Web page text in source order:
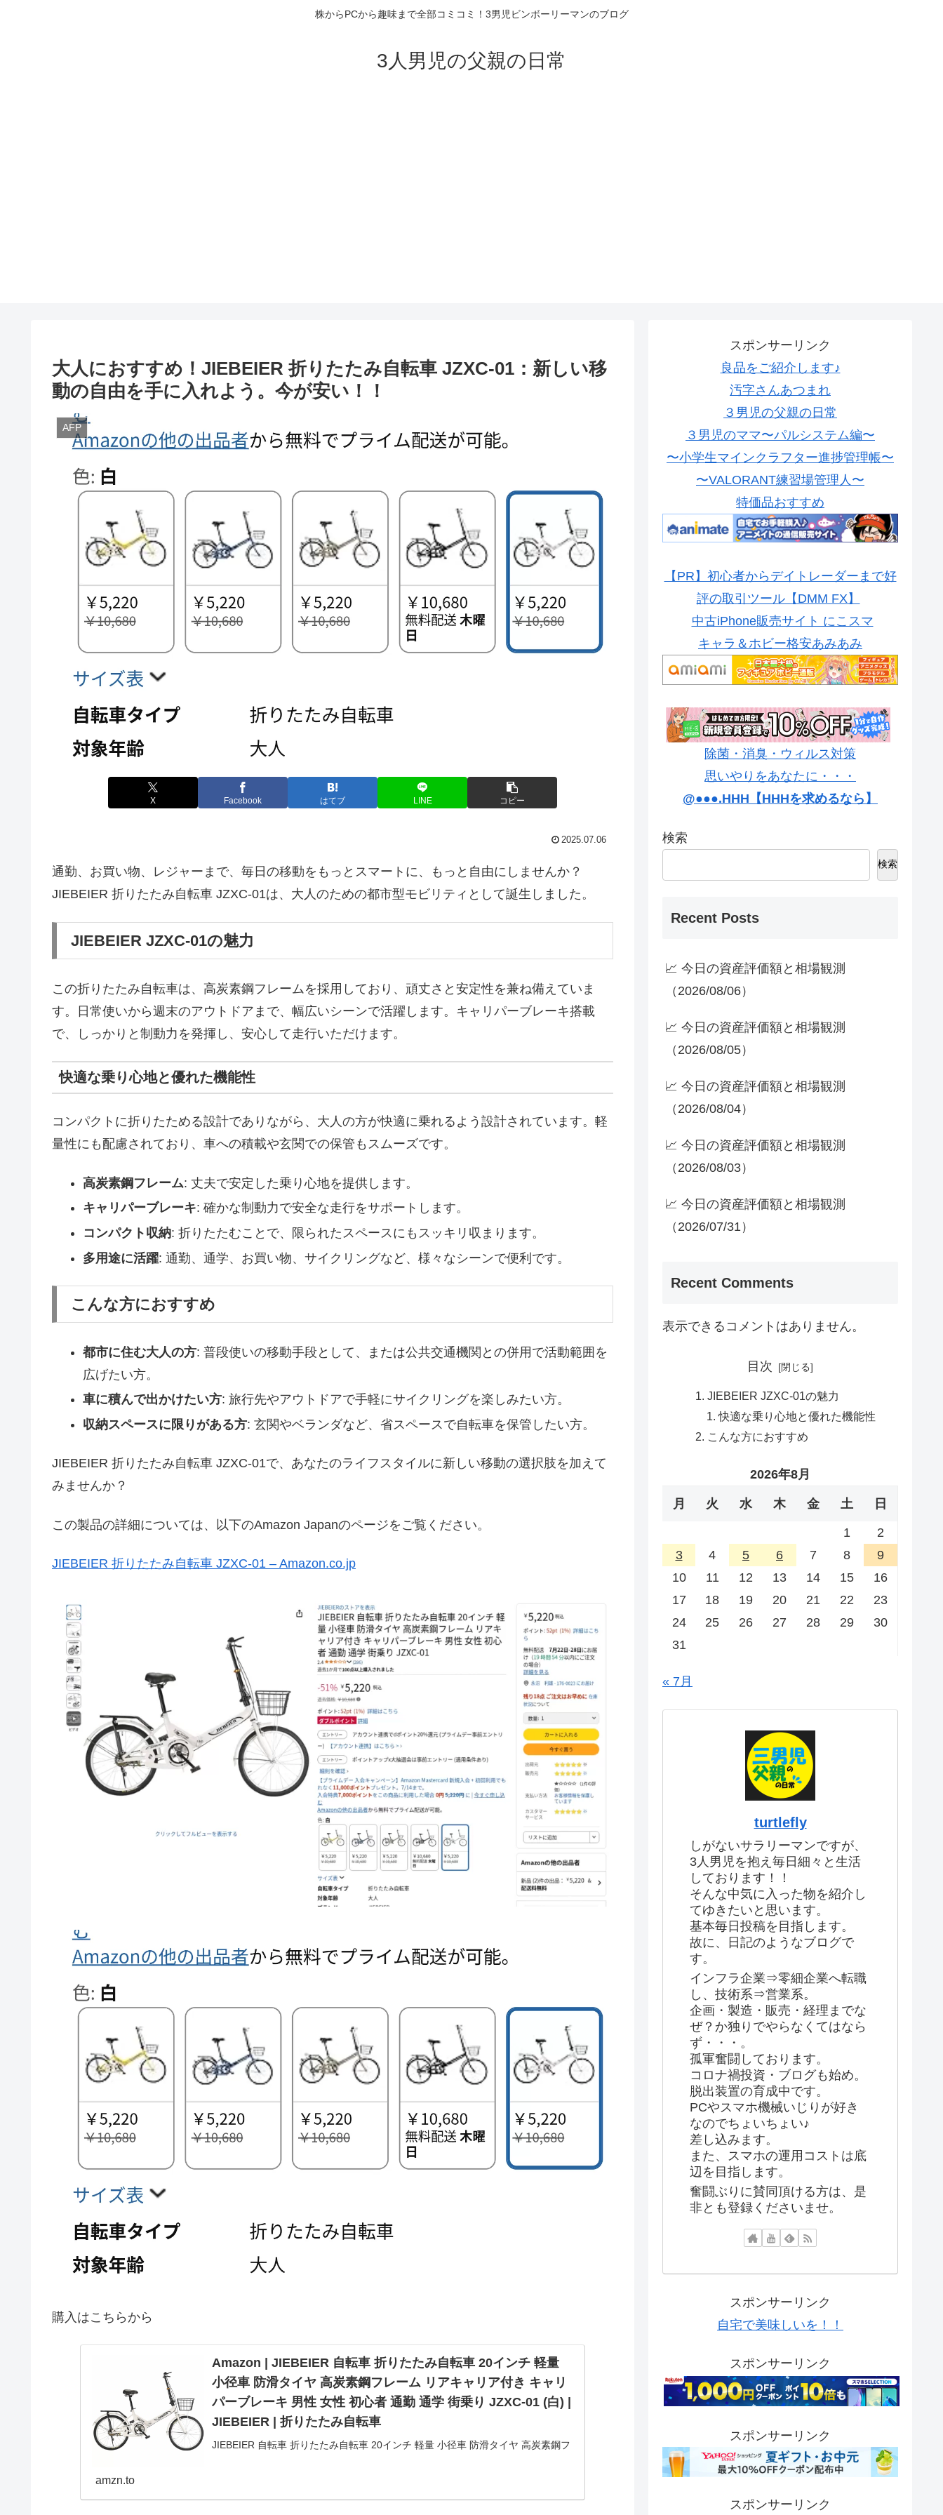
株からPCから趣味まで全部コミコミ！3男児ビンボーリーマンのブログ
3人男児の父親の日常
大人におすすめ！JIEBEIER 折りたたみ自転車 JZXC-01：新しい移
動の自由を手に入れよう。今が安い！！
AFP
X Facebook はてブ LINE コピー
2025.07.06
通勤、お買い物、レジャーまで、毎日の移動をもっとスマートに、もっと自由にしませんか？
JIEBEIER 折りたたみ自転車 JZXC-01は、大人のための都市型モビリティとして誕生しました。
JIEBEIER JZXC-01の魅力
この折りたたみ自転車は、高炭素鋼フレームを採用しており、頑丈さと安定性を兼ね備えていま
す。日常使いから週末のアウトドアまで、幅広いシーンで活躍します。キャリパーブレーキ搭載
で、しっかりと制動力を発揮し、安心して走行いただけます。
快適な乗り心地と優れた機能性
コンパクトに折りたためる設計でありながら、大人の方が快適に乗れるよう設計されています。軽
量性にも配慮されており、車への積載や玄関での保管もスムーズです。
高炭素鋼フレーム: 丈夫で安定した乗り心地を提供します。
キャリパーブレーキ: 確かな制動力で安全な走行をサポートします。
コンパクト収納: 折りたたむことで、限られたスペースにもスッキリ収まります。
多用途に活躍: 通勤、通学、お買い物、サイクリングなど、様々なシーンで便利です。
こんな方におすすめ
都市に住む大人の方: 普段使いの移動手段として、または公共交通機関との併用で活動範囲を
広げたい方。
車に積んで出かけたい方: 旅行先やアウトドアで手軽にサイクリングを楽しみたい方。
収納スペースに限りがある方: 玄関やベランダなど、省スペースで自転車を保管したい方。
JIEBEIER 折りたたみ自転車 JZXC-01で、あなたのライフスタイルに新しい移動の選択肢を加えて
みませんか？
この製品の詳細については、以下のAmazon Japanのページをご覧ください。
JIEBEIER 折りたたみ自転車 JZXC-01 – Amazon.co.jp
購入はこちらから
Amazon | JIEBEIER 自転車 折りたたみ自転車 20インチ 軽量
小径車 防滑タイヤ 高炭素鋼フレーム リアキャリア付き キャリ
パーブレーキ 男性 女性 初心者 通勤 通学 街乗り JZXC-01 (白) |
JIEBEIER | 折りたたみ自転車
JIEBEIER 自転車 折りたたみ自転車 20インチ 軽量 小径車 防滑タイヤ 高炭素鋼フ
amzn.to
スポンサーリンク
良品をご紹介します♪
汚字さんあつまれ
３男児の父親の日常
３男児のママ〜パルシステム編〜
〜小学生マインクラフター進捗管理帳〜
〜VALORANT練習場管理人〜
特価品おすすめ
【PR】初心者からデイトレーダーまで好
評の取引ツール【DMM FX】
中古iPhone販売サイト にこスマ
キャラ＆ホビー格安あみあみ
除菌・消臭・ウィルス対策
思いやりをあなたに・・・
@●●●.HHH【HHHを求めるなら】
検索
検索
Recent Posts
📈 今日の資産評価額と相場観測
（2026/08/06）
📈 今日の資産評価額と相場観測
（2026/08/05）
📈 今日の資産評価額と相場観測
（2026/08/04）
📈 今日の資産評価額と相場観測
（2026/08/03）
📈 今日の資産評価額と相場観測
（2026/07/31）
Recent Comments
表示できるコメントはありません。
目次
JIEBEIER JZXC-01の魅力
快適な乗り心地と優れた機能性
こんな方におすすめ
2026年8月
月 火 水 木 金 土 日
1
2
3
4 5 6 7 8
9
10
11 12 13 14 15
16
17
18 19 20 21 22
23
24
25 26 27 28 29
30
31
« 7月
turtlefly
しがないサラリーマンですが、
3人男児を抱え毎日細々と生活
しております！！
そんな中気に入った物を紹介し
てゆきたいと思います。
基本毎日投稿を目指します。
故に、日記のようなブログで
す。
インフラ企業⇒零細企業へ転職
し、技術系⇒営業系。
企画・製造・販売・経理までな
ぜ？か独りでやらなくてはなら
ず・・・。
孤軍奮闘しております。
コロナ禍投資・ブログも始め。
脱出装置の育成中です。
PCやスマホ機械いじりが好き
なのでちょいちょい♪
差し込みます。
また、スマホの運用コストは底
辺を目指します。
奮闘ぶりに賛同頂ける方は、是
非とも登録くださいませ。
スポンサーリンク
自宅で美味しいを！！
スポンサーリンク
スポンサーリンク
スポンサーリンク